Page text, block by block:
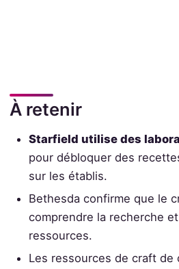
À retenir
Starfield utilise des
pour débloquer des
sur les établis.
Bethesda confirme que le
comprendre la recherche
ressources.
Les ressources de craft de